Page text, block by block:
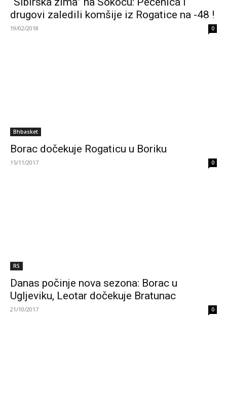
drugovi zaledili komšije iz Rogatice na -48 !
19/02/2018 0
Bhbasket
Borac dočekuje Rogaticu u Boriku
15/11/2017 0
RS
Danas počinje nova sezona: Borac u
Ugljeviku, Leotar dočekuje Bratunac
21/10/2017 0